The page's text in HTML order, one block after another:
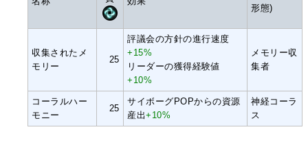
形態)
収集されたメ
モリー
25
評議会の方針の進行速度
+15%
リーダーの獲得経験値
+10%
メモリー収
集者
コーラルハー
モニー
25
サイボーグPOPからの資源
産出+10%
神経コーラ
ス